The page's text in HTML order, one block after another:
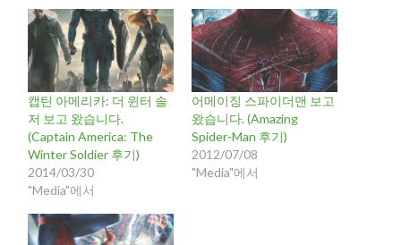
캡틴 아메리카: 더 윈터 솔
저 보고 왔습니다.
(Captain America: The
Winter Soldier 후기)
2014/03/30
"Media"에서
어메이징 스파이더맨 보고
왔습니다. (Amazing
Spider-Man 후기)
2012/07/08
"Media"에서